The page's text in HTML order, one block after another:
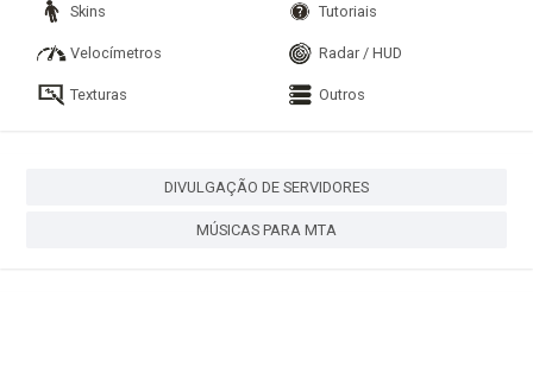
Skins Tutoriais
Velocímetros Radar / HUD
Texturas Outros
DIVULGAÇÃO DE SERVIDORES
MÚSICAS PARA MTA